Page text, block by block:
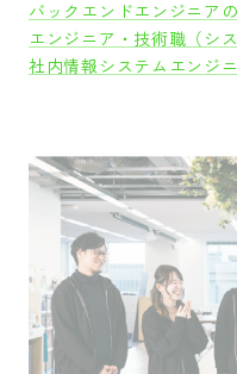
バックエンドエンジニア
エンジニア・技術職（シ
社内情報システムエンジ
採用をお考えの方 運営会社プ
利用者情報の外部送信
利用規約